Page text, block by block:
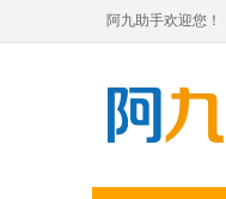
阿九助手欢迎您！